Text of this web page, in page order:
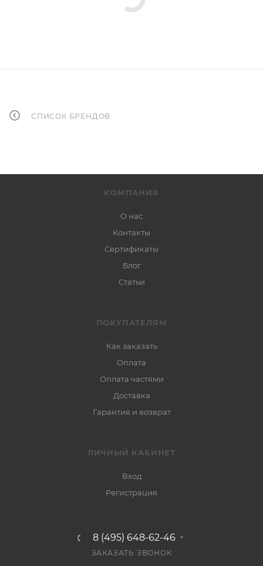
СПИСОК БРЕНДОВ
КОМПАНИЯ
О нас
Контакты
Сертификаты
Блог
Статьи
ПОКУПАТЕЛЯМ
Как заказать
Оплата
Оплата частями
Доставка
Гарантия и возврат
ЛИЧНЫЙ КАБИНЕТ
Вход
Регистрация
8 (495) 648-62-46
ЗАКАЗАТЬ ЗВОНОК